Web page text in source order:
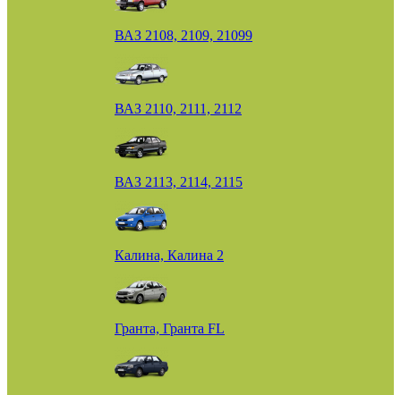
ВАЗ 2108, 2109, 21099
ВАЗ 2110, 2111, 2112
ВАЗ 2113, 2114, 2115
Калина, Калина 2
Гранта, Гранта FL